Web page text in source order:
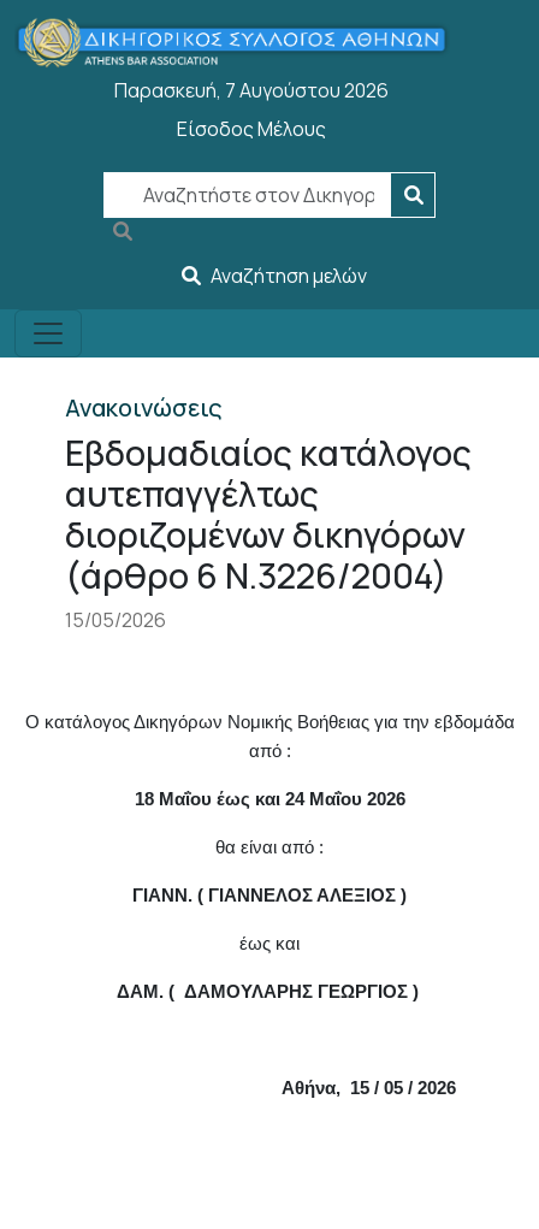
Παράκαμψη προς το κυρίως περιεχόμενο
Παρασκευή, 7 Αυγούστου 2026
User account menu
Είσοδος Μέλους
Αναζήτηση μελών
Ανακοινώσεις
Εβδομαδιαίος κατάλογος
αυτεπαγγέλτως
διοριζομένων δικηγόρων
(άρθρο 6 Ν.3226/2004)
15/05/2026
Ο κατάλογος Δικηγόρων Νομικής Βοήθειας για την εβδομάδα
από :
18 Μαΐου έως και 24 Μαΐου 2026
θα είναι από :
ΓΙΑΝΝ. ( ΓΙΑΝΝΕΛΟΣ ΑΛΕΞΙΟΣ )
έως και
ΔΑΜ. ( ΔΑΜΟΥΛΑΡΗΣ ΓΕΩΡΓΙΟΣ )
Αθήνα, 15 / 05 / 2026